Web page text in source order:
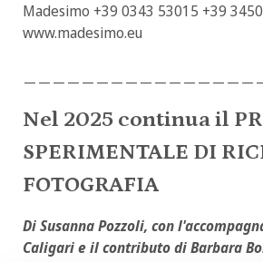
Madesimo +39 0343 53015 +39
www.madesimo.eu
Nel 2025 continua il
SPERIMENTALE DI
FOTOGRAFIA
Di Susanna Pozzoli, con
Caligari e il contributo di Barbara